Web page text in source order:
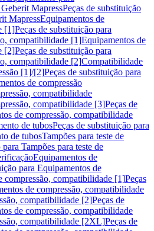
MapressPeças de substituição
MapressEquipamentos de
[1]Peças de substituição para
compatibilidade [1]Equipamentos de
[2]Peças de substituição para
compatibilidade [2]Compatibilidade
[1]/[2]Peças de substituição para
de compressão
compatibilidade
compatibilidade [3]Peças de
de compressão, compatibilidade
de tubosPeças de substituição para
de tubosTampões para teste de
Tampões para teste de
Equipamentos de
para Equipamentos de
compressão, compatibilidade [1]Peças
de compressão, compatibilidade
compatibilidade [2]Peças de
de compressão, compatibilidade
compatibilidade [2XL]Peças de